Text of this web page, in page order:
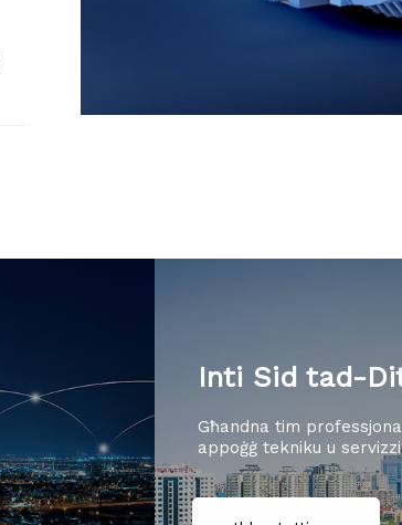
Inti Sid tad-
Għandna tim
appoġġ tekniku u